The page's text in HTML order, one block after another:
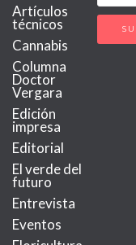
Artículos
técnicos
Cannabis
Columna
Doctor
Vergara
Edición
impresa
Editorial
El verde del
futuro
Entrevista
Eventos